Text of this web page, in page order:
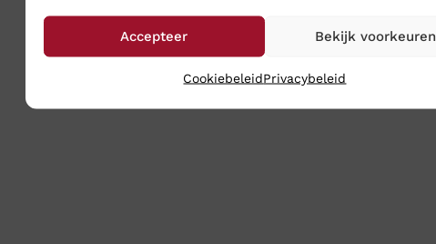
Accepteer Bekijk voorkeuren
CookiebeleidPrivacybeleid